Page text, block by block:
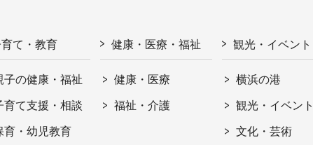
て・教育
子の健康・福祉
育て支援・相談
育・幼児教育
健康・医療・福祉
健康・医療
福祉・介護
観光・イベント
横浜の港
観光・イベント
文化・芸術